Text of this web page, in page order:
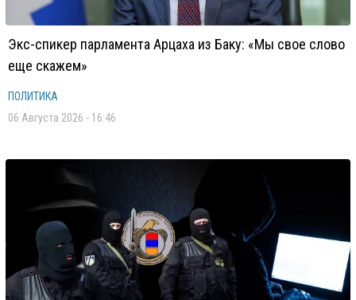
Экс-спикер парламента Арцаха из Баку: «Мы свое слово
еще скажем»
ПОЛИТИКА
06 Августа 2026 - 16:46